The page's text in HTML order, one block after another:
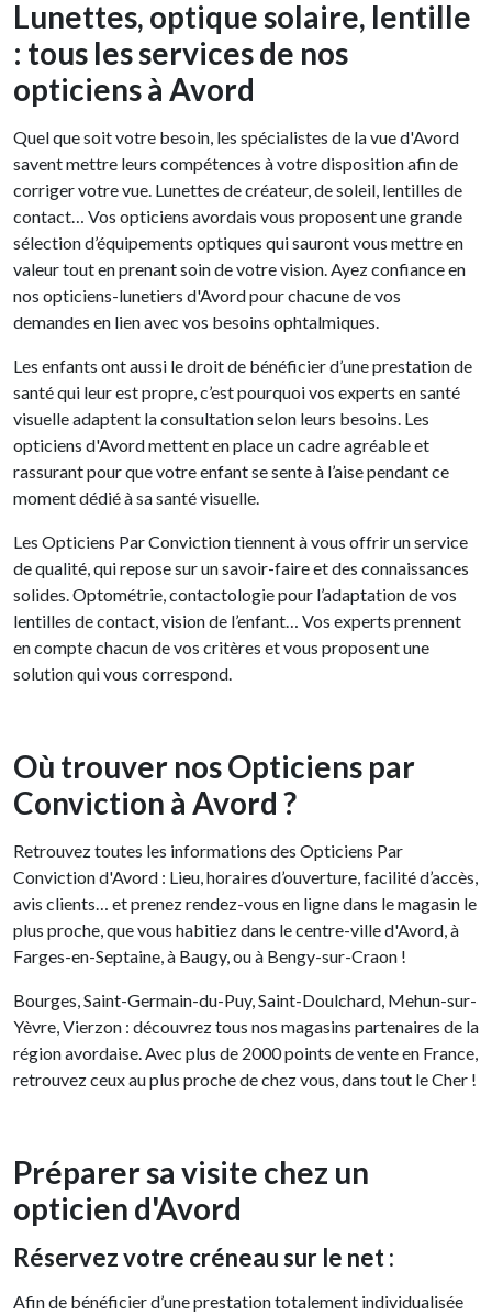
Lunettes, optique solaire, lentille
: tous les services de nos
opticiens à Avord
Quel que soit votre besoin, les spécialistes de la vue d'Avord
savent mettre leurs compétences à votre disposition afin de
corriger votre vue. Lunettes de créateur, de soleil, lentilles de
contact… Vos opticiens avordais vous proposent une grande
sélection d’équipements optiques qui sauront vous mettre en
valeur tout en prenant soin de votre vision. Ayez confiance en
nos opticiens-lunetiers d'Avord pour chacune de vos
demandes en lien avec vos besoins ophtalmiques.
Les enfants ont aussi le droit de bénéficier d’une prestation de
santé qui leur est propre, c’est pourquoi vos experts en santé
visuelle adaptent la consultation selon leurs besoins. Les
opticiens d'Avord mettent en place un cadre agréable et
rassurant pour que votre enfant se sente à l’aise pendant ce
moment dédié à sa santé visuelle.
Les Opticiens Par Conviction tiennent à vous offrir un service
de qualité, qui repose sur un savoir-faire et des connaissances
solides. Optométrie, contactologie pour l’adaptation de vos
lentilles de contact, vision de l’enfant… Vos experts prennent
en compte chacun de vos critères et vous proposent une
solution qui vous correspond.
Où trouver nos Opticiens par
Conviction à Avord ?
Retrouvez toutes les informations des Opticiens Par
Conviction d'Avord : Lieu, horaires d’ouverture, facilité d’accès,
avis clients… et prenez rendez-vous en ligne dans le magasin le
plus proche, que vous habitiez dans le centre-ville d'Avord, à
Farges-en-Septaine, à Baugy, ou à Bengy-sur-Craon !
Bourges, Saint-Germain-du-Puy, Saint-Doulchard, Mehun-sur-
Yèvre, Vierzon : découvrez tous nos magasins partenaires de la
région avordaise. Avec plus de 2000 points de vente en France,
retrouvez ceux au plus proche de chez vous, dans tout le Cher !
Préparer sa visite chez un
opticien d'Avord
Réservez votre créneau sur le net :
Afin de bénéficier d’une prestation totalement individualisée